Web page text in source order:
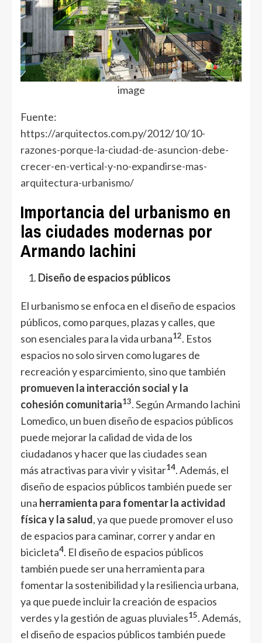
image
Fuente:
https://arquitectos.com.py/2012/10/10-
razones-porque-la-ciudad-de-asuncion-debe-
crecer-en-vertical-y-no-expandirse-mas-
arquitectura-urbanismo/
Importancia del urbanismo en
las ciudades modernas por
Armando Iachini
Diseño de espacios públicos
El urbanismo se enfoca en el diseño de espacios
públicos, como parques, plazas y calles, que
son esenciales para la vida urbana12. Estos
espacios no solo sirven como lugares de
recreación y esparcimiento, sino que también
promueven la interacción social y la
cohesión comunitaria13. Según Armando Iachini
Lomedico, un buen diseño de espacios públicos
puede mejorar la calidad de vida de los
ciudadanos y hacer que las ciudades sean
más atractivas para vivir y visitar14. Además, el
diseño de espacios públicos también puede ser
una herramienta para fomentar la actividad
física y la salud, ya que puede promover el uso
de espacios para caminar, correr y andar en
bicicleta4. El diseño de espacios públicos
también puede ser una herramienta para
fomentar la sostenibilidad y la resiliencia urbana,
ya que puede incluir la creación de espacios
verdes y la gestión de aguas pluviales15. Además,
el diseño de espacios públicos también puede